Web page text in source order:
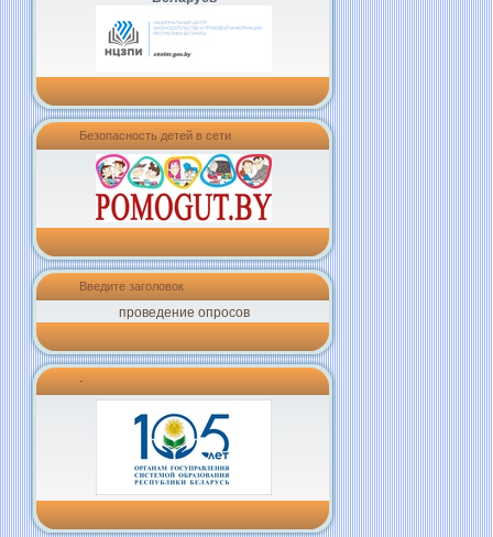
Безопасность детей в сети
Введите заголовок
проведение опросов
-